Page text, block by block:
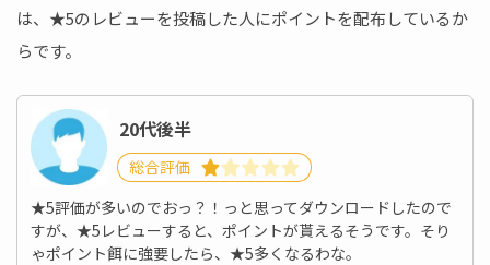
は、★5のレビューを投稿した人にポイントを配布しているか
らです。
20代後半
総合評価
★5評価が多いのでおっ？！っと思ってダウンロードしたので
すが、★5レビューすると、ポイントが貰えるそうです。そり
ゃポイント餌に強要したら、★5多くなるわな。